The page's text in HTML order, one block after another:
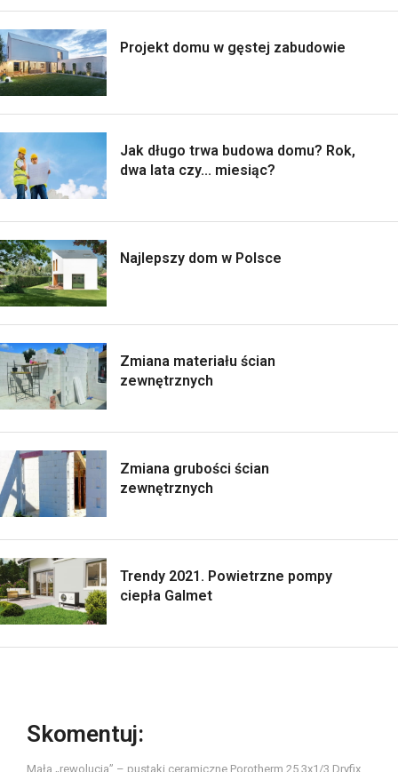
Projekt domu w gęstej zabudowie
Jak długo trwa budowa domu? Rok,
dwa lata czy... miesiąc?
Najlepszy dom w Polsce
Zmiana materiału ścian
zewnętrznych
Zmiana grubości ścian
zewnętrznych
Trendy 2021. Powietrzne pompy
ciepła Galmet
Skomentuj:
Mała „rewolucja” – pustaki ceramiczne Porotherm 25 3x1/3 Dryfix